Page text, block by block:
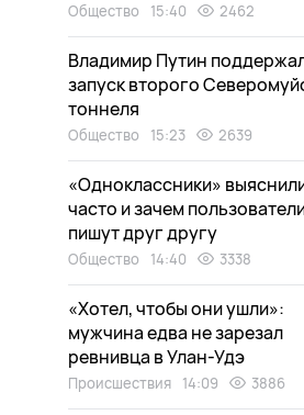
Общество 15:40 2462
Владимир Путин
запуск второго
тоннеля
Общество 15:23 2639
«Одноклассники»
часто и зачем
пишут друг другу
Общество 14:40 3338
«Хотел, чтобы они ушли»:
мужчина едва не зарезал
ревнивца в Улан-Удэ
Происшествия 14:09 3886